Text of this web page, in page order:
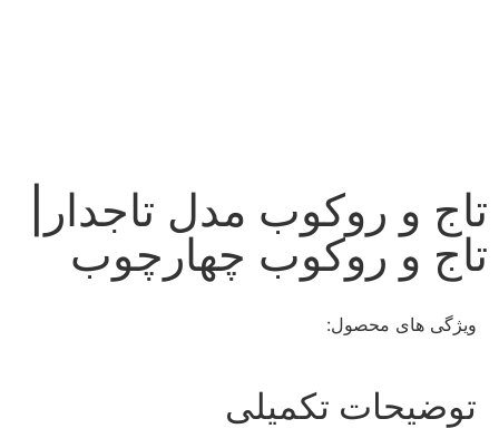
تاج و روکوب مدل تاجدار|
تاج و روکوب چهارچوب
ویژگی های محصول:
توضیحات تکمیلی